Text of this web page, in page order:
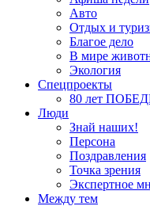
Авто
Отдых и
Благое дело
В мире
Экология
Спецпроекты
80 лет
Люди
Знай наших!
Персона
Поздравления
Точка зрения
Экспертное
Между тем